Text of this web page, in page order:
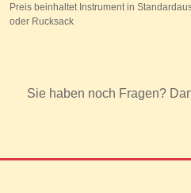
Preis beinhaltet Instrument in
oder Rucksack
Sie haben noch Fragen?